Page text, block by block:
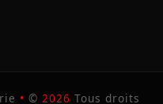
• © 2026 Tous droits